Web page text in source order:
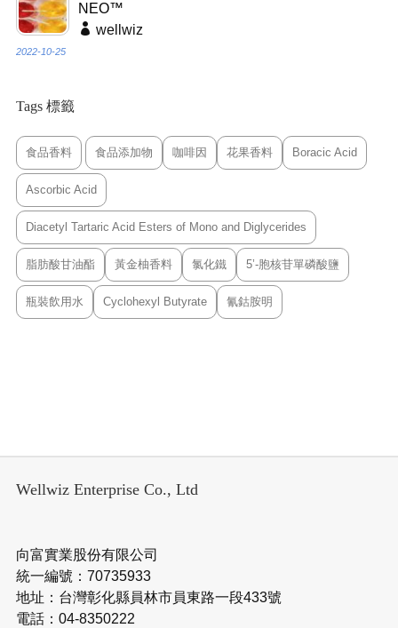
NEO™
wellwiz
2022-10-25
Tags 標籤
食品香料 食品添加物 咖啡因 花果香料 Boracic Acid
Ascorbic Acid
Diacetyl Tartaric Acid Esters of Mono and Diglycerides
脂肪酸甘油酯 黃金柚香料 氯化鐵 5’-胞核苷單磷酸鹽
瓶裝飲用水 Cyclohexyl Butyrate 氰鈷胺明
Wellwiz Enterprise Co., Ltd
向富實業股份有限公司
統一編號：70735933
地址：台灣彰化縣員林市員東路一段433號
電話：04-8350222